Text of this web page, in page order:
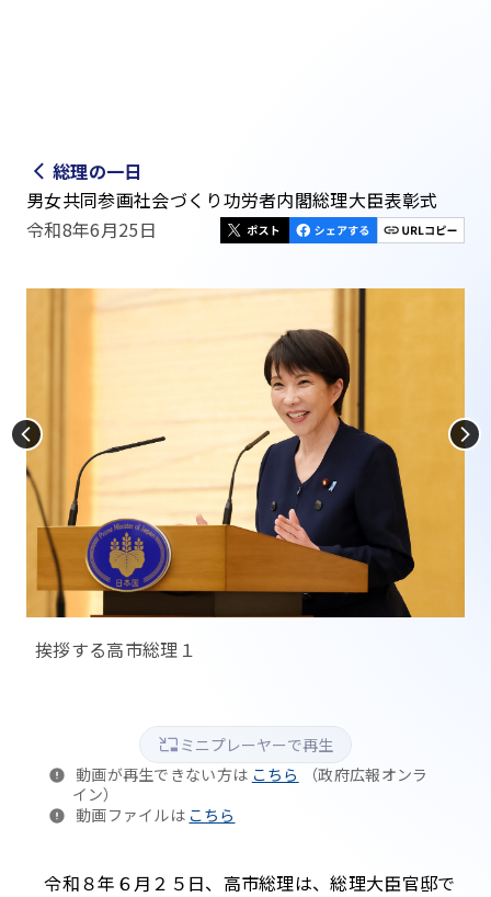
総理の一日
男女共同参画社会づくり功労者内閣総理大臣表彰式
令和8年6月25日
挨拶する高市総理１
動画が再生できない方は こちら
（政府広報オンラ
イン）
動画ファイルは こちら
ミニプレーヤーで再生
令和８年６月２５日、高市総理は、総理大臣官邸で